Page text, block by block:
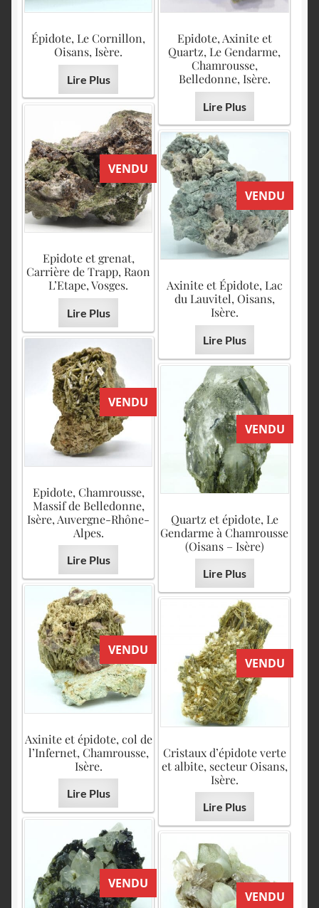
Épidote, Le Cornillon,
Oisans, Isère.
Lire Plus
Epidote, Axinite et
Quartz, Le Gendarme,
Chamrousse,
Belledonne, Isère.
Lire Plus
VENDU
Epidote et grenat,
Carrière de Trapp, Raon
L’Etape, Vosges.
Lire Plus
VENDU
Axinite et Épidote, Lac
du Lauvitel, Oisans,
Isère.
Lire Plus
VENDU
Epidote, Chamrousse,
Massif de Belledonne,
Isère, Auvergne-Rhône-
Alpes.
Lire Plus
VENDU
Quartz et épidote, Le
Gendarme à Chamrousse
(Oisans – Isère)
Lire Plus
VENDU
Axinite et épidote, col de
l’Infernet, Chamrousse,
Isère.
Lire Plus
VENDU
Cristaux d’épidote verte
et albite, secteur Oisans,
Isère.
Lire Plus
VENDU
VENDU